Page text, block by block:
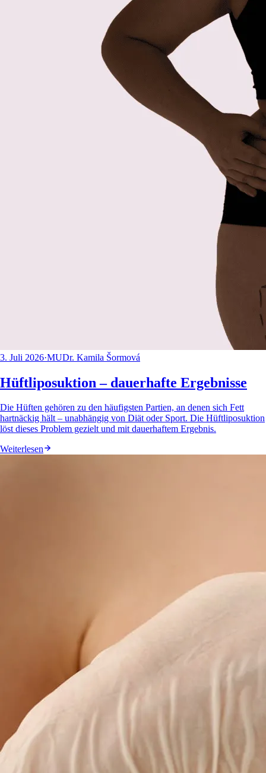
3. Juli 2026·MUDr. Kamila Šormová
Hüftliposuktion – dauerhafte Ergebnisse
Die Hüften gehören zu den häufigsten Partien, an denen sich Fett
hartnäckig hält – unabhängig von Diät oder Sport. Die Hüftliposuktion
löst dieses Problem gezielt und mit dauerhaftem Ergebnis.
Weiterlesen